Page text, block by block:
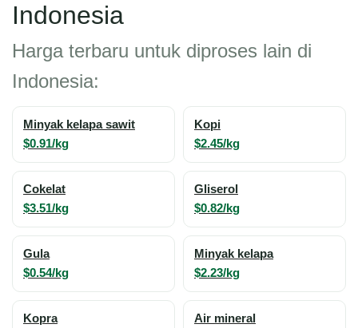
Indonesia
Harga terbaru untuk diproses lain di
Indonesia:
Minyak kelapa sawit
$0.91/kg
Kopi
$2.45/kg
Cokelat
$3.51/kg
Gliserol
$0.82/kg
Gula
$0.54/kg
Minyak kelapa
$2.23/kg
Kopra Air mineral